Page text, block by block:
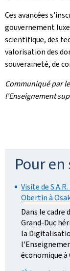
Ces avancées
gouvernement
scientifique, des
valorisation des
souveraineté, de
Communiqué par
l'Enseignement
Pour
Visite de
Obertin à
Dans le cadre
Grand-Duc
la
économique à